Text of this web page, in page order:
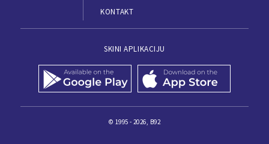
KONTAKT
SKINI APLIKACIJU
© 1995 - 2026, B92